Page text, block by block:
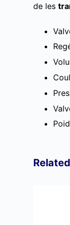
de les